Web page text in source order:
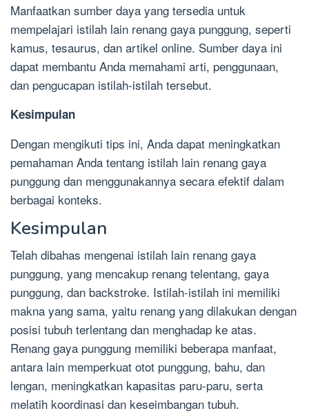
Manfaatkan sumber daya yang tersedia untuk
mempelajari istilah lain renang gaya punggung, seperti
kamus, tesaurus, dan artikel online. Sumber daya ini
dapat membantu Anda memahami arti, penggunaan,
dan pengucapan istilah-istilah tersebut.
Kesimpulan
Dengan mengikuti tips ini, Anda dapat meningkatkan
pemahaman Anda tentang istilah lain renang gaya
punggung dan menggunakannya secara efektif dalam
berbagai konteks.
Kesimpulan
Telah dibahas mengenai istilah lain renang gaya
punggung, yang mencakup renang telentang, gaya
punggung, dan backstroke. Istilah-istilah ini memiliki
makna yang sama, yaitu renang yang dilakukan dengan
posisi tubuh terlentang dan menghadap ke atas.
Renang gaya punggung memiliki beberapa manfaat,
antara lain memperkuat otot punggung, bahu, dan
lengan, meningkatkan kapasitas paru-paru, serta
melatih koordinasi dan keseimbangan tubuh.